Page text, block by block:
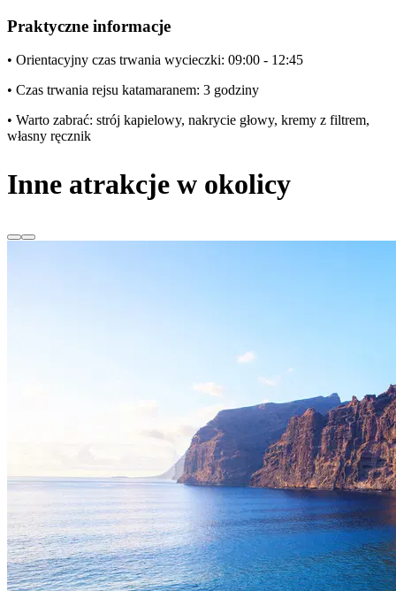
Praktyczne informacje
• Orientacyjny czas trwania wycieczki: 09:00 - 12:45
• Czas trwania rejsu katamaranem: 3 godziny
• Warto zabrać: strój kapielowy, nakrycie głowy, kremy z filtrem,
własny ręcznik
Inne atrakcje w okolicy